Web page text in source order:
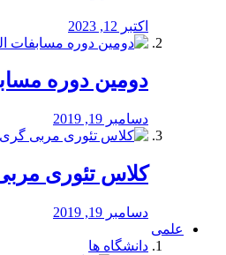
اکتبر 12, 2023
دومین دوره
دسامبر 19, 2019
کلاس تئوری مربی
دسامبر 19, 2019
علمی
دانشگاه ها